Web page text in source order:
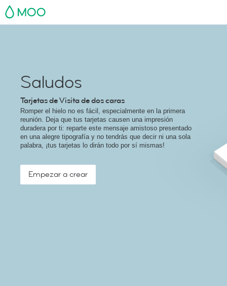
MOO
Saludos
Tarjetas de Visita de dos caras
Romper el hielo no es fácil, especialmente en la primera
reunión. Deja que tus tarjetas causen una impresión
duradera por ti: reparte este mensaje amistoso presentado
en una alegre tipografía y no tendrás que decir ni una sola
palabra, ¡tus tarjetas lo dirán todo por sí mismas!
Empezar a crear